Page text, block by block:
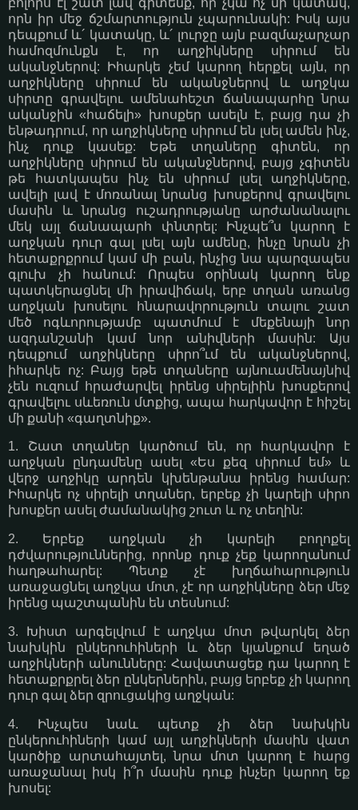
որն իր մեջ ճշմարտություն չպարունակի: Իսկ այս
դեպքում և´ կատակը, և´ լուրջը այն բազմաչարչար
համոզմունքն է, որ աղջիկները սիրում են
ականջներով: Իհարկե չեմ կարող հերքել այն, որ
աղջիկները սիրում են ականջներով և աղջկա
սիրտը գրավելու ամենահեշտ ճանապարհը նրա
ականջին «հաճելի» խոսքեր ասելն է, բայց դա չի
ենթադրում, որ աղջիկները սիրում են լսել ամեն ինչ,
ինչ դուք կասեք: Եթե տղաները գիտեն, որ
աղջիկները սիրում են ականջներով, բայց չգիտեն
թե հատկապես ինչ են սիրում լսել աղջիկները,
ավելի լավ է մոռանալ նրանց խոսքերով գրավելու
մասին և նրանց ուշադրությանը արժանանալու
մեկ այլ ճանապարհ փնտրել: Ինչպե՞ս կարող է
աղջկան դուր գալ լսել այն ամենը, ինչը նրան չի
հետաքրքրում կամ մի բան, ինչից նա պարզապես
գլուխ չի հանում: Որպես օրինակ կարող ենք
պատկերացնել մի իրավիճակ, երբ տղան առանց
աղջկան խոսելու հնարավորություն տալու շատ
մեծ ոգևորությամբ պատմում է մեքենայի նոր
ազդանշանի կամ նոր անիվների մասին: Այս
դեպքում աղջիկները սիրո՞ւմ են ականջներով,
իհարկե ոչ: Բայց եթե տղաները այնուամենայնիվ
չեն ուզում հրաժարվել իրենց սիրելիին խոսքերով
գրավելու սևեռուն մտքից, ապա հարկավոր է հիշել
մի քանի «գաղտնիք».
1. Շատ տղաներ կարծում են, որ հարկավոր է
աղջկան ընդամենը ասել «Ես քեզ սիրում եմ» և
վերջ աղջիկը արդեն կխենթանա իրենց համար:
Իհարկե ոչ սիրելի տղաներ, երբեք չի կարելի սիրո
խոսքեր ասել ժամանակից շուտ և ոչ տեղին:
2. Երբեք աղջկան չի կարելի բողոքել
դժվարություններից, որոնք դուք չեք կարողանում
հաղթահարել: Պետք չէ խղճահարություն
առաջացնել աղջկա մոտ, չէ որ աղջիկները ձեր մեջ
իրենց պաշտպանին են տեսնում:
3. Խիստ արգելվում է աղջկա մոտ թվարկել ձեր
նախկին ընկերուհիների և ձեր կյանքում եղած
աղջիկների անունները: Հավատացեք դա կարող է
հետաքրքրել ձեր ընկերներին, բայց երբեք չի կարող
դուր գալ ձեր զրուցակից աղջկան:
4. Ինչպես նաև պետք չի ձեր նախկին
ընկերուհիների կամ այլ աղջիկների մասին վատ
կարծիք արտահայտել, նրա մոտ կարող է հարց
առաջանալ իսկ ի՞ր մասին դուք ինչեր կարող եք
խոսել: